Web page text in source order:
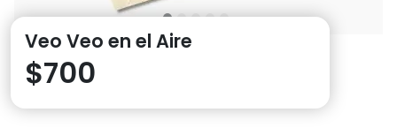
Veo Veo en el Aire
$700